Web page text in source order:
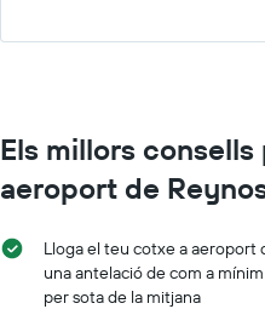
Els millors
aeroport de
Lloga el teu cotxe a aeroport
una antelació de com a
per sota de la mitjana